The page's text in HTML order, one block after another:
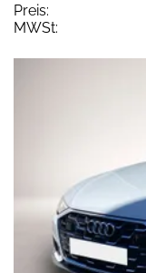
Preis:
MWSt: